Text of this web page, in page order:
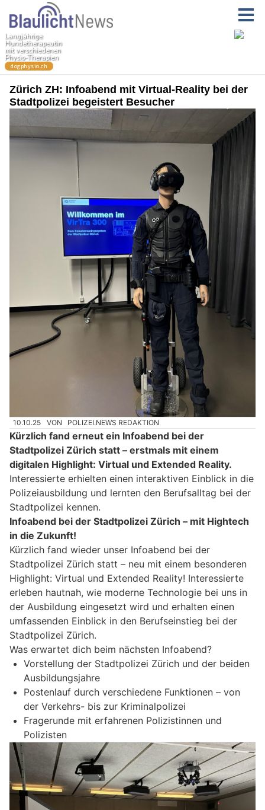
Zürich ZH: Infoabend mit Virtual-Reality bei der
Stadtpolizei begeistert Besucher
10.10.25 VON POLIZEI.NEWS REDAKTION
Kürzlich fand erneut ein Infoabend bei der
Stadtpolizei Zürich statt – erstmals mit einem
digitalen Highlight: Virtual und Extended Reality.
Interessierte erhielten einen interaktiven Einblick in die
Polizeiausbildung und lernten den Berufsalltag bei der
Stadtpolizei kennen.
Infoabend bei der Stadtpolizei Zürich – mit Hightech
in die Zukunft!
Kürzlich fand wieder unser Infoabend bei der
Stadtpolizei Zürich statt – neu mit einem besonderen
Highlight: Virtual und Extended Reality! Interessierte
erleben hautnah, wie moderne Technologie bei uns in
der Ausbildung eingesetzt wird und erhalten einen
umfassenden Einblick in den Berufseinstieg bei der
Stadtpolizei Zürich.
Was erwartet dich beim nächsten Infoabend?
Vorstellung der Stadtpolizei Zürich und der beiden
Ausbildungsjahre
Postenlauf durch verschiedene Funktionen – von
der Verkehrs- bis zur Kriminalpolizei
Fragerunde mit erfahrenen Polizistinnen und
Polizisten